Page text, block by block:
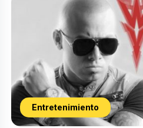
Entretenimiento